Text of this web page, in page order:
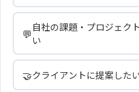
💬自社の課題・プロジェク
い
🤝クライアントに提案した